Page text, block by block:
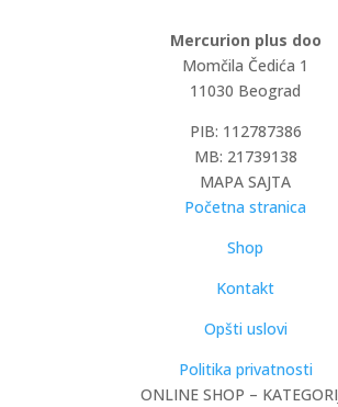
Mercurion plus doo
Momčila Čedića 1
11030 Beograd
PIB: 112787386
MB: 21739138
MAPA SAJTA
Početna stranica
Shop
Kontakt
Opšti uslovi
Politika privatnosti
ONLINE SHOP –